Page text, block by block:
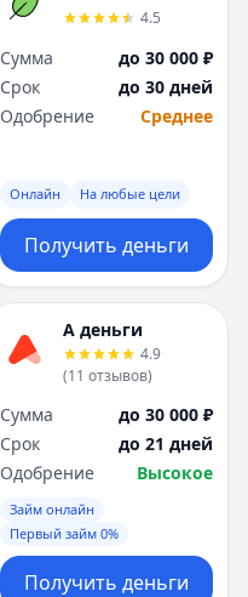
4.5
Сумма
до 30 000 ₽
Срок
до 30 дней
Одобрение
Среднее
Онлайн На любые цели
Получить деньги
А деньги
4.9
(11 отзывов)
Сумма
до 30 000 ₽
Срок
до 21 дней
Одобрение
Высокое
Займ онлайн
Первый займ 0%
Получить деньги